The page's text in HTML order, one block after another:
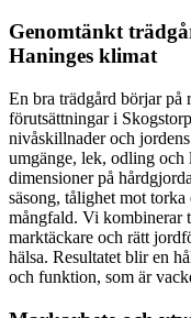
Genomtänkt
Haninges klimat
En bra trädgård börjar på
förutsättningar i
nivåskillnader och
umgänge, lek, odling
dimensioner på
säsong, tålighet mot
mångfald. Vi kombinerar
marktäckare och rätt
hälsa. Resultatet blir en
och funktion, som är